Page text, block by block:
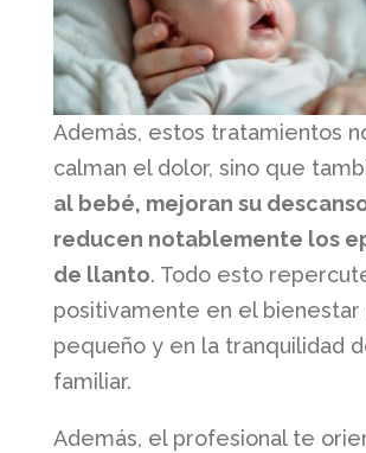
Además, estos tratamientos
calman el dolor, sino que
al bebé, mejoran su
reducen notablemente los
de llanto. Todo esto
positivamente en el bienestar
pequeño y en la tranquilidad
familiar.
Además, el profesional te